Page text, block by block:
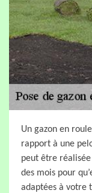
Un gazon en
rapport à une
peut être réalisée
des mois pour
adaptées à votre